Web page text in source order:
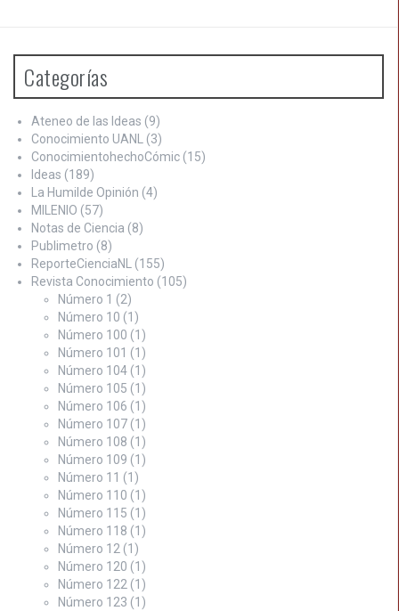
Categorías
Ateneo de las Ideas (9)
Conocimiento UANL
(3)
ConocimientohechoCómic (15)
Ideas (189)
La Humilde Opinión (4)
MILENIO (57)
Notas de Ciencia (8)
Publimetro (8)
ReporteCienciaNL
(155)
Revista Conocimiento (105)
Número 1 (2)
Número 10 (1)
Número 100 (1)
Número 101 (1)
Número 104 (1)
Número 105 (1)
Número 106 (1)
Número 107 (1)
Número 108 (1)
Número 109 (1)
Número 11 (1)
Número 110 (1)
Número 115 (1)
Número 118 (1)
Número 12 (1)
Número 120 (1)
Número 122 (1)
Número 123 (1)